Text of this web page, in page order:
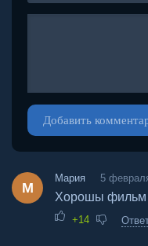
Добавить
М
Мария 5
Хорошы фильм
+14